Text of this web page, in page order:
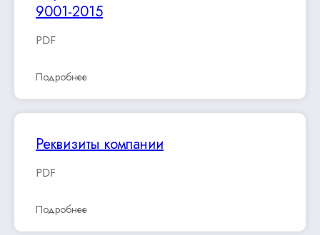
9001-2015
PDF
Подробнее
Реквизиты компании
PDF
Подробнее